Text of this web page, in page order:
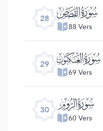
28 ﮨ
88 Vers
29 ﮩ
69 Vers
30 ﮪ
60 Vers